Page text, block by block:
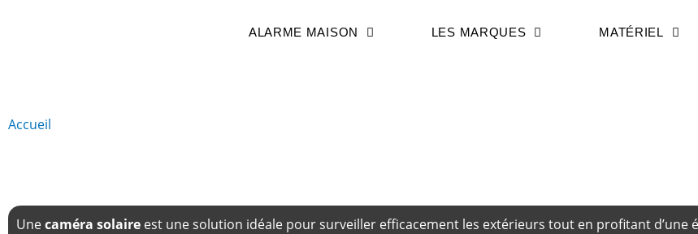
ALARME MAISON LES MARQUES MATÉRIEL
Accueil
Unecaméra solaire est une solution idéale pour surveiller efficacement les extérieurs tout en profitant d’une